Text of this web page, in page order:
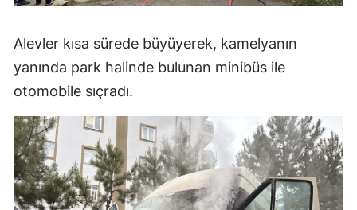
Kastamonu
Kırklareli
Kırşehir
Kocaeli
Alevler kısa sürede büyüyerek, kamelyanın
yanında park halinde bulunan minibüs ile
otomobile sıçradı.